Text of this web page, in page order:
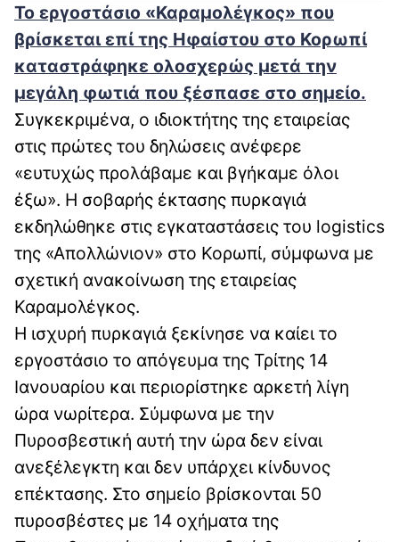
Το εργοστάσιο «Καραμολέγκος» που
βρίσκεται επί της Ηφαίστου στο Κορωπί
καταστράφηκε ολοσχερώς μετά την
μεγάλη φωτιά που ξέσπασε στο σημείο.
Συγκεκριμένα, ο ιδιοκτήτης της εταιρείας
στις πρώτες του δηλώσεις ανέφερε
«ευτυχώς προλάβαμε και βγήκαμε όλοι
έξω». Η σοβαρής έκτασης πυρκαγιά
εκδηλώθηκε στις εγκαταστάσεις του logistics
της «Απολλώνιον» στο Κορωπί, σύμφωνα με
σχετική ανακοίνωση της εταιρείας
Καραμολέγκος.
Η ισχυρή πυρκαγιά ξεκίνησε να καίει το
εργοστάσιο το απόγευμα της Τρίτης 14
Ιανουαρίου και περιορίστηκε αρκετή λίγη
ώρα νωρίτερα. Σύμφωνα με την
Πυροσβεστική αυτή την ώρα δεν είναι
ανεξέλεγκτη και δεν υπάρχει κίνδυνος
επέκτασης. Στο σημείο βρίσκονται 50
πυροσβέστες με 14 οχήματα της